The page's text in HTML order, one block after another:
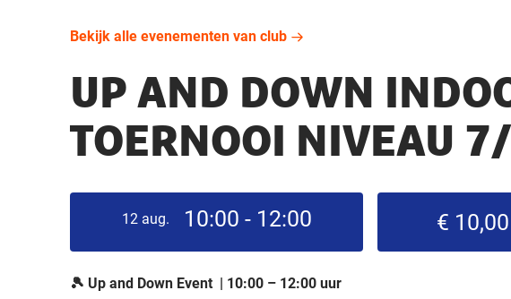
Bekijk alle evenementen van club
UP AND DOWN
TOERNOOI NIVEAU
12 aug. 10:00 - 12:00 € 10,00
🎾 Up and Down Event | 10:00 – 12:00 uur